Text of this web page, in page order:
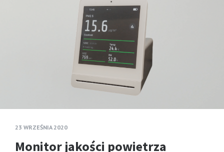
23 WRZEŚNIA 2020
Monitor jakości powietrza